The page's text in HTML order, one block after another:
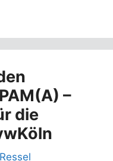
–
die